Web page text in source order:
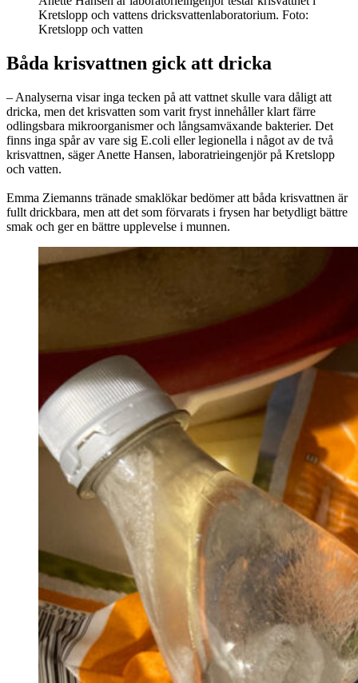
Kretslopp och vattens dricksvattenlaboratorium. Foto:
Kretslopp och vatten
Båda krisvattnen gick att dricka
– Analyserna visar inga tecken på att vattnet skulle vara dåligt att
dricka, men det krisvatten som varit fryst innehåller klart färre
odlingsbara mikroorganismer och långsamväxande bakterier. Det
finns inga spår av vare sig E.coli eller legionella i något av de två
krisvattnen, säger Anette Hansen, laboratrieingenjör på Kretslopp
och vatten.
Emma Ziemanns tränade smaklökar bedömer att båda krisvattnen är
fullt drickbara, men att det som förvarats i frysen har betydligt bättre
smak och ger en bättre upplevelse i munnen.